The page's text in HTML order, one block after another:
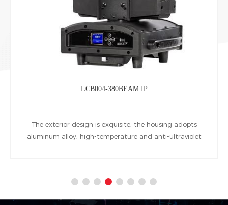
LCB004-380BEAM IP
The exterior design is exquisite, the housing adopts
aluminum alloy, high-temperature and anti-ultraviolet